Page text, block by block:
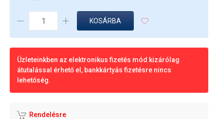
KOSÁRBA
Üzleteinkben az elektronikus fizetés mód kizárólag
átutalással érhető el, bankkártyás fizetésre nincs
lehetőség.
Rendelésre